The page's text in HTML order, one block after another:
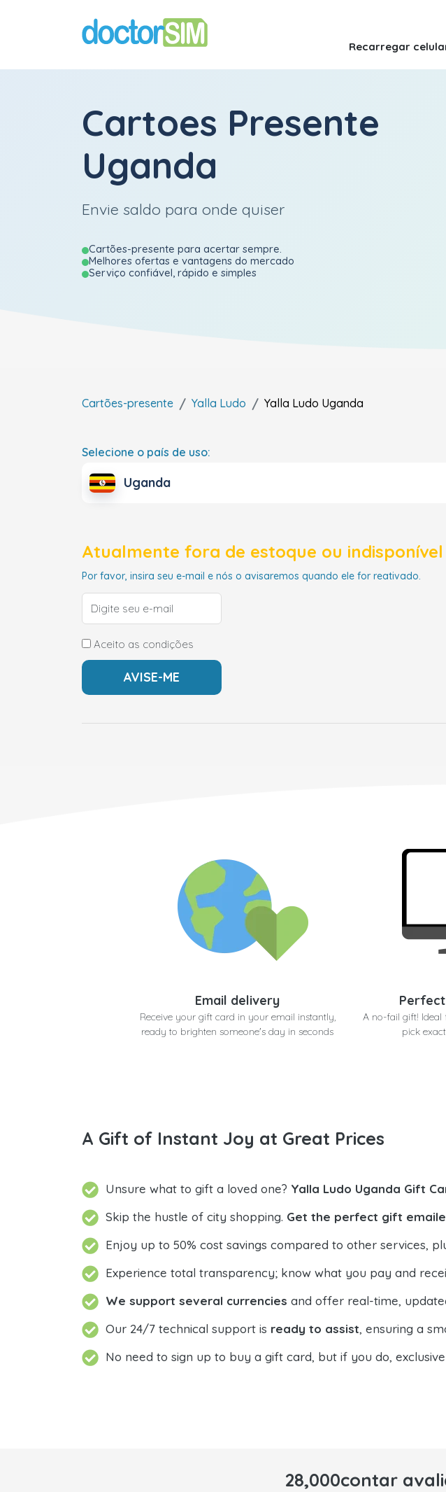
Recarregar
Cartoes Presente
Uganda
Envie saldo para onde quiser
Cartões-presente para acertar sempre.
Melhores ofertas e vantagens do mercado
Serviço confiável, rápido e simples
Cartões-presente Yalla Ludo Yalla Ludo Uganda
Selecione o país de uso:
Uganda
Atualmente fora de estoque ou indisponível
Por favor, insira seu e-mail e nós o avisaremos quando ele for reativado.
Aceito as condições
Email delivery
Receive your gift card in your email instantly,
ready to brighten someone's day in seconds
A no-fail gift! Ideal
pick
A Gift of Instant Joy at Great Prices
Unsure what to gift a loved one? Yalla Ludo Uganda Gift
Skip the hustle of city shopping. Get the perfect gift
Enjoy up to 50% cost savings compared to other services,
Experience total transparency; know what you pay and
We support several currencies and offer real-time,
Our 24/7 technical support is ready to assist, ensuring a
No need to sign up to buy a gift card, but if you do,
28,000contar